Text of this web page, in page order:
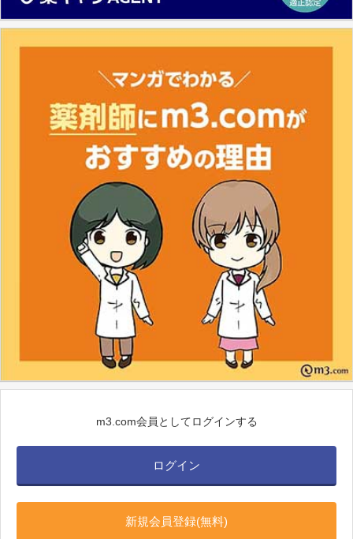
m3.com会員としてログインする
ログイン
新規会員登録(無料)